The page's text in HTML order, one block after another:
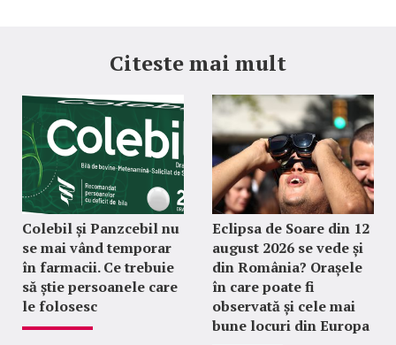
Citeste mai mult
Colebil și Panzcebil nu
se mai vând temporar
în farmacii. Ce trebuie
să știe persoanele care
le folosesc
Eclipsa de Soare din 12
august 2026 se vede și
din România? Orașele
în care poate fi
observată și cele mai
bune locuri din Europa